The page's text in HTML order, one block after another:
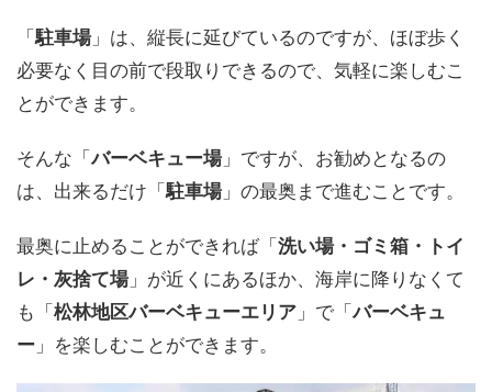
「駐車場」は、縦長に延びているのですが、ほぼ歩く
必要なく目の前で段取りできるので、気軽に楽しむこ
とができます。
そんな「バーベキュー場」ですが、お勧めとなるの
は、出来るだけ「駐車場」の最奥まで進むことです。
最奥に止めることができれば「 洗い場・ゴミ箱・トイ
レ・灰捨て場」が近くにあるほか、海岸に降りなくて
も「 松林地区バーベキューエリア 」で「バーベキュ
ー 」を楽しむことができます。